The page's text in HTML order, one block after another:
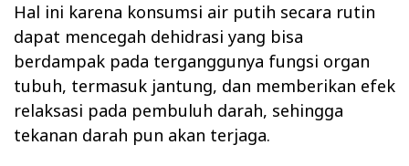
Hal ini karena konsumsi air putih secara rutin
dapat mencegah dehidrasi yang bisa
berdampak pada terganggunya fungsi organ
tubuh, termasuk jantung, dan memberikan efek
relaksasi pada pembuluh darah, sehingga
tekanan darah pun akan terjaga.